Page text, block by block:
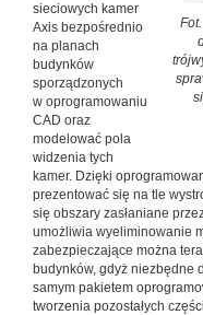
sieciowych kamer
Axis bezpośrednio
na planach
budynków
sporządzonych
w oprogramowaniu
CAD oraz
modelować pola
widzenia tych
kamer. Dzięki
prezentować się na tle
się obszary zasłaniane
umożliwia wyeliminowanie
zabezpieczające można
budynków, gdyż niezbędne
samym pakietem
tworzenia pozostałych